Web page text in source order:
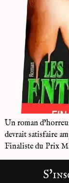
Un roman
devrait satisfaire
Finaliste du Prix